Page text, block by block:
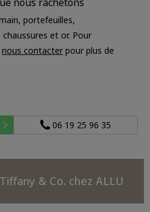
portefeuilles,
et or. Pour
nous contacter pour plus de
06 19 25 96 35
& Co. chez ALLU